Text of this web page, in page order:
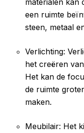
een ruimte
steen, metaal
Verlichting:
het creëren
Het kan de
de ruimte
maken.
Meubilair: Het